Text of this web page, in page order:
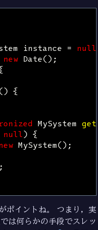
instance = null
new Date();
{
MySystem
null) {
MySystem();
;
ポイントね。 つまり，実
は何らかの手段でスレッ